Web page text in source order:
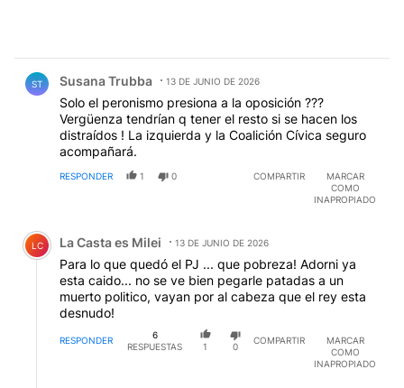
ST Susana Trubba 13 DE JUNIO DE 2026
Solo el peronismo presiona a la oposición ???
Vergüenza tendrían q tener el resto si se hacen los
distraídos ! La izquierda y la Coalición Cívica seguro
acompañará.
RESPONDER 1 0 COMPARTIR
MARCAR
COMO
INAPROPIADO
Comentario de La Casta es Milei.
LC La Casta es Milei 13 DE JUNIO DE 2026
Para lo que quedó el PJ ... que pobreza! Adorni ya
esta caido... no se ve bien pegarle patadas a un
muerto politico, vayan por al cabeza que el rey esta
desnudo!
RESPONDER
6
RESPUESTAS
1 0
COMPARTIR
MARCAR
COMO
INAPROPIADO